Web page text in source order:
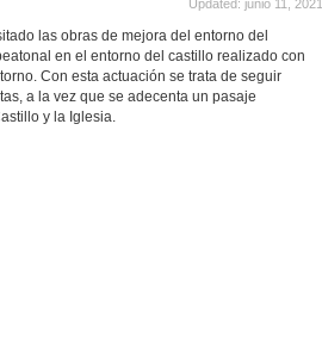
Updated: junio 11, 2021
las obras de mejora del entorno del
en el entorno del castillo realizado con
Con esta actuación se trata de seguir
a la vez que se adecenta un pasaje
y la Iglesia.